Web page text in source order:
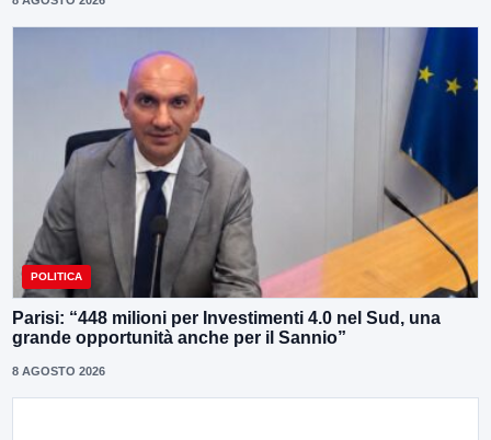
POLITICA
Parisi: “448 milioni per Investimenti 4.0 nel Sud, una
grande opportunità anche per il Sannio”
8 AGOSTO 2026